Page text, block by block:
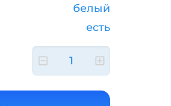
белый
есть